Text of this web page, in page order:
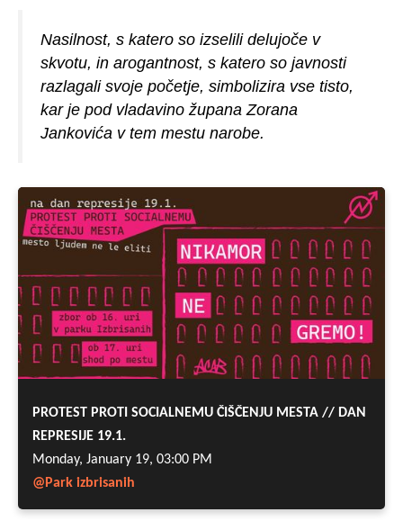
Nasilnost, s katero so izselili delujoče v
skvotu, in arogantnost, s katero so javnosti
razlagali svoje početje, simbolizira vse tisto,
kar je pod vladavino župana Zorana
Jankovića v tem mestu narobe.